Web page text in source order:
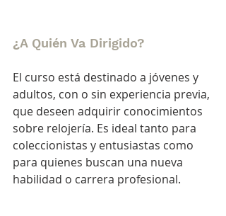
¿A Quién Va Dirigido?
El curso está destinado a jóvenes y
adultos, con o sin experiencia previa,
que deseen adquirir conocimientos
sobre relojería. Es ideal tanto para
coleccionistas y entusiastas como
para quienes buscan una nueva
habilidad o carrera profesional.